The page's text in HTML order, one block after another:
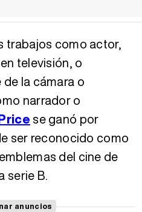
trabajos como actor,
televisión, o
la cámara o
narrador o
se ganó por
ser reconocido como
del cine de
serie B.
anuncios